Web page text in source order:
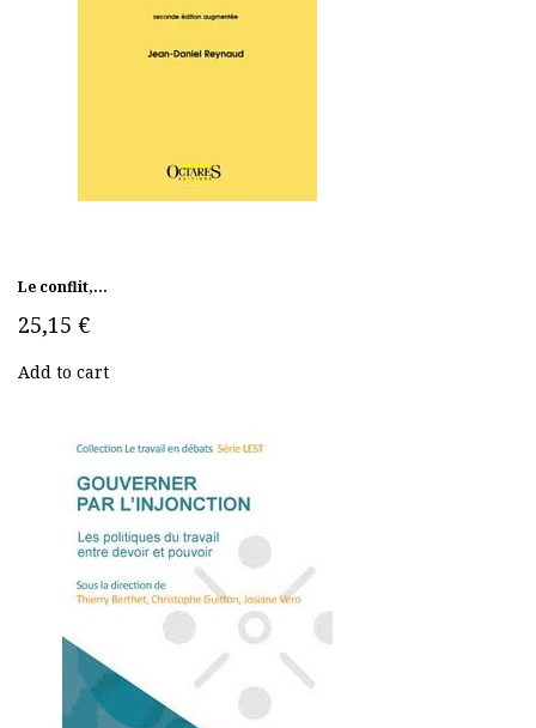
Le conflit,...
25,15 €
Add to cart